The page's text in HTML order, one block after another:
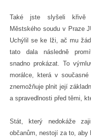
Také jste slyšeli křivě
Městského soudu v Praze
Uchýlil se ke lži, ač mu
tato dala následně
snadno prokázat. To
morálce, která v
znemožňuje plnit její
a spravedlnosti před těmi,
Stát, který nedokáže
občanům, nestojí za to, aby